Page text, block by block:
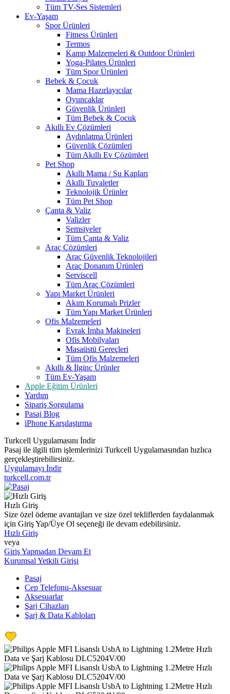
Tüm TV-Ses Sistemleri
Ev-Yaşam
Spor Ürünleri
Fitness Ürünleri
Termos
Kamp Malzemeleri & Outdoor Ürünleri
Yoga-Pilates Ürünleri
Tüm Spor Ürünleri
Bebek & Çocuk
Mama Hazırlayıcılar
Oyuncaklar
Güvenlik Ürünleri
Tüm Bebek & Çocuk
Akıllı Ev Çözümleri
Aydınlatma Ürünleri
Güvenlik Çözümleri
Tüm Akıllı Ev Çözümleri
Pet Shop
Akıllı Mama / Su Kapları
Akıllı Tuvaletler
Teknolojik Ürünler
Tüm Pet Shop
Çanta & Valiz
Valizler
Şemsiyeler
Tüm Çanta & Valiz
Araç Çözümleri
Araç Güvenlik Teknolojileri
Araç Donanım Ürünleri
Serviscell
Tüm Araç Çözümleri
Yapı Market Ürünleri
Akım Korumalı Prizler
Tüm Yapı Market Ürünleri
Ofis Malzemeleri
Evrak İmha Makineleri
Ofis Mobilyaları
Masaüstü Gereçleri
Tüm Ofis Malzemeleri
Akıllı & İlginç Ürünler
Tüm Ev-Yaşam
Apple Eğitim Ürünleri
Yardım
Sipariş Sorgulama
Pasaj Blog
iPhone Karşılaştırma
Turkcell Uygulamasını İndir
Pasaj ile ilgili tüm işlemlerinizi Turkcell Uygulamasından hızlıca
gerçekleştirebilirsiniz.
Uygulamayı İndir
turkcell.com.tr
Hızlı Giriş
Size özel ödeme avantajları ve size özel tekliflerden faydalanmak
için Giriş Yap/Üye Ol seçeneği ile devam edebilirsiniz.
Hızlı Giriş
veya
Giriş Yapmadan Devam Et
Kurumsal Yetkili Girişi
Pasaj
Cep Telefonu-Aksesuar
Aksesuarlar
Şarj Cihazları
Şarj & Data Kabloları